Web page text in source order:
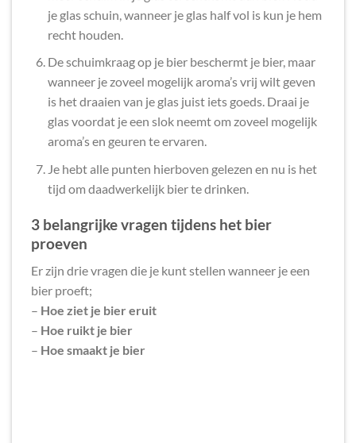
je glas schuin, wanneer je glas half vol is kun je hem
recht houden.
De schuimkraag op je bier beschermt je bier, maar
wanneer je zoveel mogelijk aroma’s vrij wilt geven
is het draaien van je glas juist iets goeds. Draai je
glas voordat je een slok neemt om zoveel mogelijk
aroma’s en geuren te ervaren.
Je hebt alle punten hierboven gelezen en nu is het
tijd om daadwerkelijk bier te drinken.
3 belangrijke vragen tijdens het bier
proeven
Er zijn drie vragen die je kunt stellen wanneer je een
bier proeft;
– Hoe ziet je bier eruit
– Hoe ruikt je bier
– Hoe smaakt je bier